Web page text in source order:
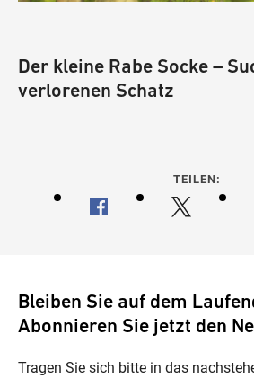
Der kleine Rabe Socke –
verlorenen Schatz
TEILEN:
Bleiben Sie auf dem
Abonnieren Sie jetzt den
Tragen Sie sich bitte in das